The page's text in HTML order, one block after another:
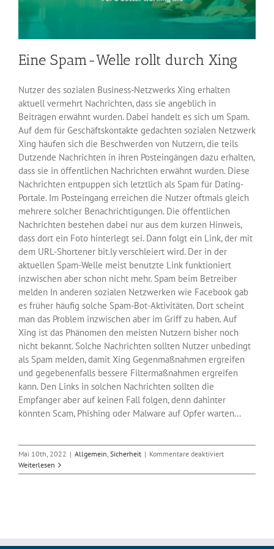
Eine Spam-Welle rollt durch Xing
Nutzer des sozialen Business-Netzwerks Xing erhalten
aktuell vermehrt Nachrichten, dass sie angeblich in
Beiträgen erwähnt wurden. Dabei handelt es sich um Spam.
Auf dem für Geschäftskontakte gedachten sozialen Netzwerk
Xing häufen sich die Beschwerden von Nutzern, die teils
Dutzende Nachrichten in ihren Posteingängen dazu erhalten,
dass sie in öffentlichen Nachrichten erwähnt wurden. Diese
Nachrichten entpuppen sich letztlich als Spam für Dating-
Portale. Im Posteingang erreichen die Nutzer oftmals gleich
mehrere solcher Benachrichtigungen. Die öffentlichen
Nachrichten bestehen dabei nur aus dem kurzen Hinweis,
dass dort ein Foto hinterlegt sei. Dann folgt ein Link, der mit
dem URL-Shortener bit.ly verschleiert wird. Der in der
aktuellen Spam-Welle meist benutzte Link funktioniert
inzwischen aber schon nicht mehr. Spam beim Betreiber
melden In anderen sozialen Netzwerken wie Facebook gab
es früher häufig solche Spam-Bot-Aktivitäten. Dort scheint
man das Problem inzwischen aber im Griff zu haben. Auf
Xing ist das Phänomen den meisten Nutzern bisher noch
nicht bekannt. Solche Nachrichten sollten Nutzer unbedingt
als Spam melden, damit Xing Gegenmaßnahmen ergreifen
und gegebenenfalls bessere Filtermaßnahmen ergreifen
kann. Den Links in solchen Nachrichten sollten die
Empfänger aber auf keinen Fall folgen, denn dahinter
könnten Scam, Phishing oder Malware auf Opfer warten...
Mai 10th, 2022 | Allgemein, Sicherheit | Kommentare deaktiviertfür
Spam-
Weiterlesen